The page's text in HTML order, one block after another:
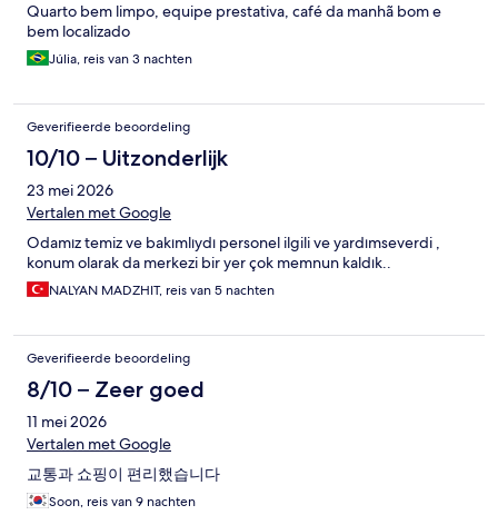
Quarto bem limpo, equipe prestativa, café da manhã bom e
bem localizado
Júlia, reis van 3 nachten
Geverifieerde beoordeling
10/10 – Uitzonderlijk
23 mei 2026
Vertalen met Google
Odamız temiz ve bakımlıydı personel ilgili ve yardımseverdi ,
konum olarak da merkezi bir yer çok memnun kaldık..
NALYAN MADZHIT, reis van 5 nachten
Geverifieerde beoordeling
8/10 – Zeer goed
11 mei 2026
Vertalen met Google
교통과 쇼핑이 편리했습니다
Soon, reis van 9 nachten